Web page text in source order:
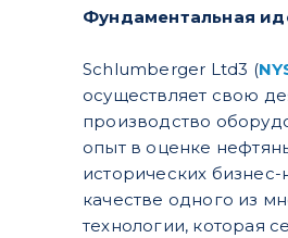
Фундаментальная
Schlumberger Ltd3 (
осуществляет свою
производство
опыт в оценке
исторических
качестве одного из
технологии, которая